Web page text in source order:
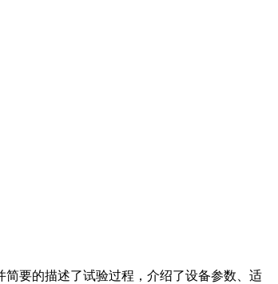
简要的描述了试验过程，介绍了设备参数、适